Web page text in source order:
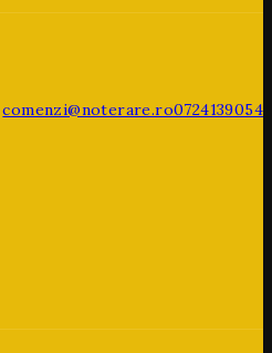
comenzi@noterare.ro0724139054